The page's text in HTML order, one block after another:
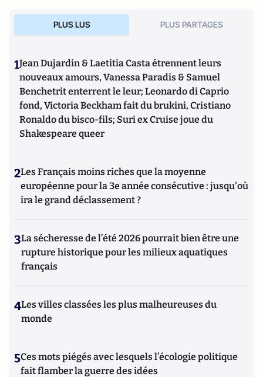
PLUS LUS PLUS PARTAGES
1Jean Dujardin & Laetitia Casta étrennent leurs
nouveaux amours, Vanessa Paradis & Samuel
Benchetrit enterrent le leur; Leonardo di Caprio
fond, Victoria Beckham fait du brukini, Cristiano
Ronaldo du bisco-fils; Suri ex Cruise joue du
Shakespeare queer
2Les Français moins riches que la moyenne
européenne pour la 3e année consécutive : jusqu'où
ira le grand déclassement ?
3La sécheresse de l’été 2026 pourrait bien être une
rupture historique pour les milieux aquatiques
français
4Les villes classées les plus malheureuses du
monde
5Ces mots piégés avec lesquels l’écologie politique
fait flamber la guerre des idées